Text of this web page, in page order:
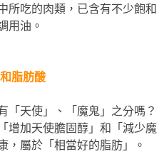
所吃的肉類，已含有不少飽和
用油。
脂肪酸
「天使」、「魔鬼」之分嗎？
增加天使膽固醇」和「減少魔
，屬於「相當好的脂肪」。